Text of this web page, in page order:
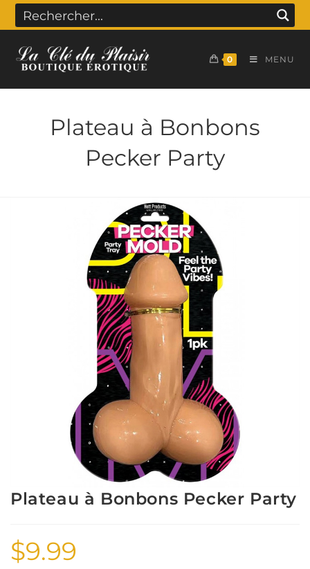
0 MENU
Plateau à Bonbons
Pecker Party
Plateau à Bonbons Pecker Party
$9.99